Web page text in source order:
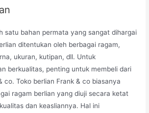
satu bahan permata yang sangat dihargai
ditentukan oleh berbagai ragam,
ukuran, kutipan, dll. Untuk
berkualitas, penting untuk membeli dari
co. Toko berlian Frank & co biasanya
ragam berlian yang diuji secara ketat
dan keasliannya. Hal ini